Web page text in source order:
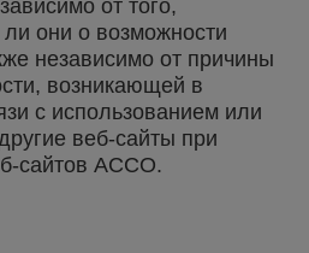
от того,
они о возможности
независимо от причины
возникающей в
с использованием или
веб-сайты при
сайтов ACCO.